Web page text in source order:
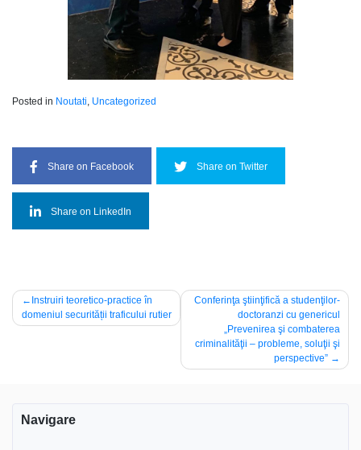
Posted in Noutati, Uncategorized
Share on Facebook Share on Twitter
Share on LinkedIn
Navigare
în
Instruiri teoretico-practice în
domeniul securității traficului rutier
Conferinţa ştiinţifică a studenţilor-
doctoranzi cu genericul
„Prevenirea şi combaterea
criminalităţii – probleme, soluţii şi
perspective”
Navigare